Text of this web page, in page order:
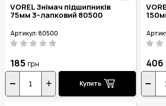
VOREL Знімач підшипників
75мм 3-лапковий 80500
Артикул: 80500
185 грн
Купить
406